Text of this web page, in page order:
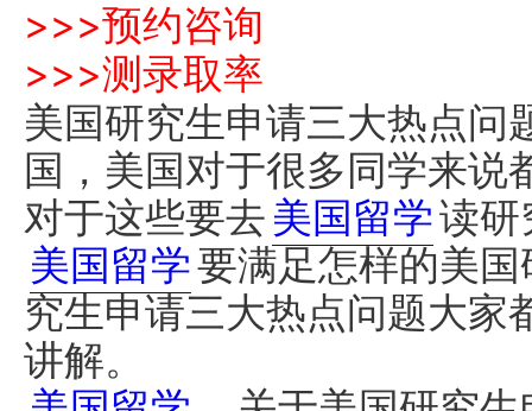
>>>预约咨询
>>>测录取率
美国研究生申请三大热点问
国，美国对于很多同学来说
对于这些要去 美国留学读研
美国留学要满足怎样的美
究生申请三大热点问题大家
讲解。